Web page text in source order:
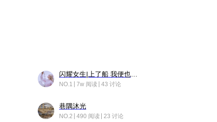
NO.1 7w 阅读 43 讨论
巷隅沐光
NO.2 490 阅读 23 讨论